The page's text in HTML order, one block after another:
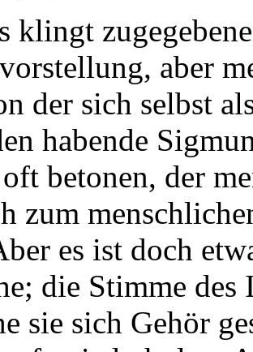
klingt
aber
der sich selbst
habende
betonen, der
zum
es ist doch
die Stimme
sie sich Gehör